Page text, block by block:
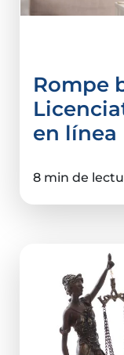
Rompe
en línea
8 min de